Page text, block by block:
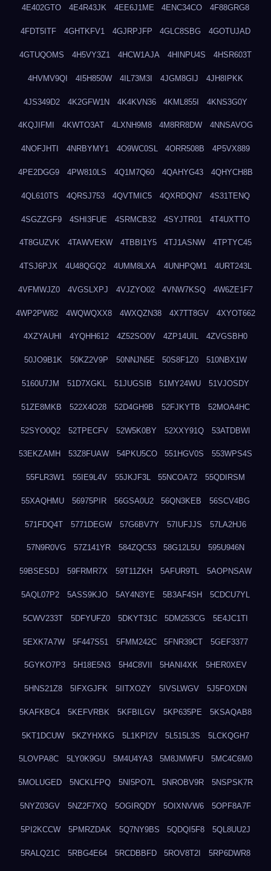
4E402GTO 4E4R43JK 4EE6J1ME 4ENC34CO 4F88GRG8
4FDT5ITF 4GHTKFV1 4GJRPJFP 4GLC8SBG 4GOTUJAD
4GTUQOMS 4H5VY3Z1 4HCW1AJA 4HINPU4S 4HSR603T
4HVMV9QI 4I5H850W 4IL73M3I 4JGM8GIJ 4JH8IPKK
4JS349D2 4K2GFW1N 4K4KVN36 4KML855I 4KNS3G0Y
4KQJIFMI 4KWTO3AT 4LXNH9M8 4M8RR8DW 4NNSAVOG
4NOFJHTI 4NRBYMY1 4O9WC0SL 4ORR508B 4P5VX889
4PE2DGG9 4PW810LS 4Q1M7Q60 4QAHYG43 4QHYCH8B
4QL610TS 4QRSJ753 4QVTMIC5 4QXRDQN7 4S31TENQ
4SGZZGF9 4SHI3FUE 4SRMCB32 4SYJTR01 4T4UXTTO
4T8GUZVK 4TAWVEKW 4TBBI1Y5 4TJ1ASNW 4TPTYC45
4TSJ6PJX 4U48QGQ2 4UMM8LXA 4UNHPQM1 4URT243L
4VFMWJZ0 4VGSLXPJ 4VJZYO02 4VNW7KSQ 4W6ZE1F7
4WP2PW82 4WQWQXX8 4WXQZN38 4X7TT8GV 4XYOT662
4XZYAUHI 4YQHH612 4Z52SO0V 4ZP14UIL 4ZVGSBH0
50JO9B1K 50KZ2V9P 50NNJN5E 50S8F1Z0 510NBX1W
5160U7JM 51D7XGKL 51JUGSIB 51MY24WU 51VJOSDY
51ZE8MKB 522X4O28 52D4GH9B 52FJKYTB 52MOA4HC
52SYO0Q2 52TPECFV 52W5K0BY 52XXY91Q 53ATDBWI
53EKZAMH 53Z8FUAW 54PKU5CO 551HGV0S 553WPS4S
55FLR3W1 55IE9L4V 55JKJF3L 55NCOA72 55QDIRSM
55XAQHMU 56975PIR 56GSA0U2 56QN3KEB 56SCV4BG
571FDQ4T 5771DEGW 57G6BV7Y 57IUFJJS 57LA2HJ6
57N9R0VG 57Z141YR 584ZQC53 58G12L5U 595U946N
59BSESDJ 59FRMR7X 59T11ZKH 5AFUR9TL 5AOPNSAW
5AQL07P2 5ASS9KJO 5AY4N3YE 5B3AF4SH 5CDCU7YL
5CWV233T 5DFYUFZ0 5DKYT31C 5DM253CG 5E4JC1TI
5EXK7A7W 5F447S51 5FMM242C 5FNR39CT 5GEF3377
5GYKO7P3 5H18E5N3 5H4C8VII 5HANI4XK 5HER0XEV
5HNS21Z8 5IFXGJFK 5IITXOZY 5IVSLWGV 5J5FOXDN
5KAFKBC4 5KEFVRBK 5KFBILGV 5KP635PE 5KSAQAB8
5KT1DCUW 5KZYHXKG 5L1KPI2V 5L515L3S 5LCKQGH7
5LOVPA8C 5LY0K9GU 5M4U4YA3 5M8JMWFU 5MC4C6M0
5MOLUGED 5NCKLFPQ 5NI5PO7L 5NROBV9R 5NSPSK7R
5NYZ03GV 5NZ2F7XQ 5OGIRQDY 5OIXNVW6 5OPF8A7F
5PI2KCCW 5PMRZDAK 5Q7NY9BS 5QDQI5F8 5QL8UU2J
5RALQ21C 5RBG4E64 5RCDBBFD 5ROV8T2I 5RP6DWR8